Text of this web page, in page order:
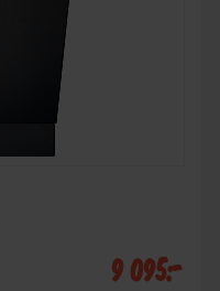
9 095:-